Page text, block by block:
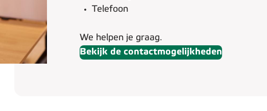
Telefoon
We helpen je graag.
Bekijk de contactmogelijkheden